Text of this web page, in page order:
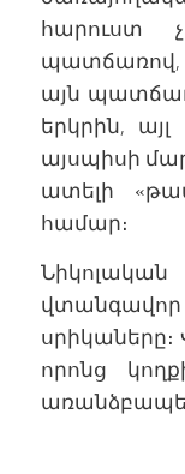
հարուստ
պատճառով,
այն
երկրին,
այսպիսի
ատելի
համար։
վտանգավոր
որոնց